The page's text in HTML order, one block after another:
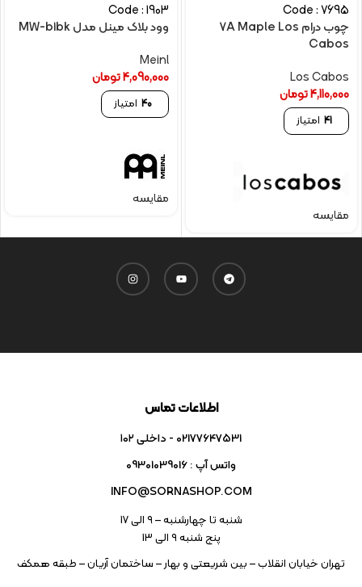
Code : 7695
چوب درام 7A Maple Los
Cabos
Los Cabos
4,110,000تومان
41 امتیاز
مقایسه
Code : 1903
وود بلاک مینل مدل MW-b1bk
Meinl
4,090,000تومان
40 امتیاز
مقایسه
اطلاعات تماس
02177647531 - داخلی ۱۰۲
واتس آپ : 09301039016
INFO@SORNASHOP.COM
شنبه تا چهارشنبه – ۹ الی 17
پنج شنبه ۹ الی 13
تهران خیابان انقلاب – بین شریعتی و بهار – ساختمان آریان – طبقه همکف